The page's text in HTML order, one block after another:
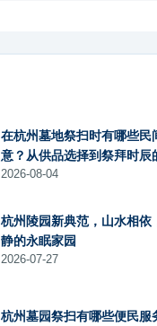
在杭州墓地祭扫时有哪些民
意？从供品选择到祭拜时辰
2026-08-04
杭州陵园新典范，山水相依
静的永眠家园
2026-07-27
杭州墓园祭扫有哪些便民服